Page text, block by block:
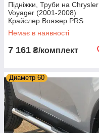
Підніжки, Труби на Chrysler
Voyager (2001-2008)
Крайслер Вояжер PRS
Немає в наявності
7 161 ₴/комплект
Диаметр 60